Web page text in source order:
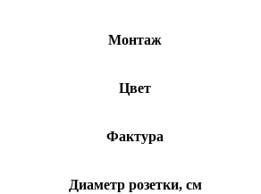
Монтаж
Цвет
Фактура
Диаметр розетки, см